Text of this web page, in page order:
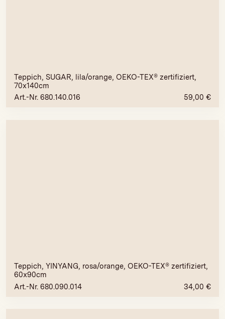
Teppich, SUGAR, lila/orange, OEKO-TEX® zertifiziert,
70x140cm
Art.-Nr. 680.140.016
59,00 €
Teppich, YINYANG, rosa/orange, OEKO-TEX® zertifiziert,
60x90cm
Art.-Nr. 680.090.014
34,00 €